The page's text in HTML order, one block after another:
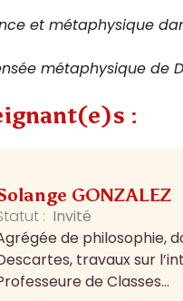
et métaphysique
métaphysique de
:
GONZALEZ
: Invité
de philosophie,
travaux sur
de Classes...